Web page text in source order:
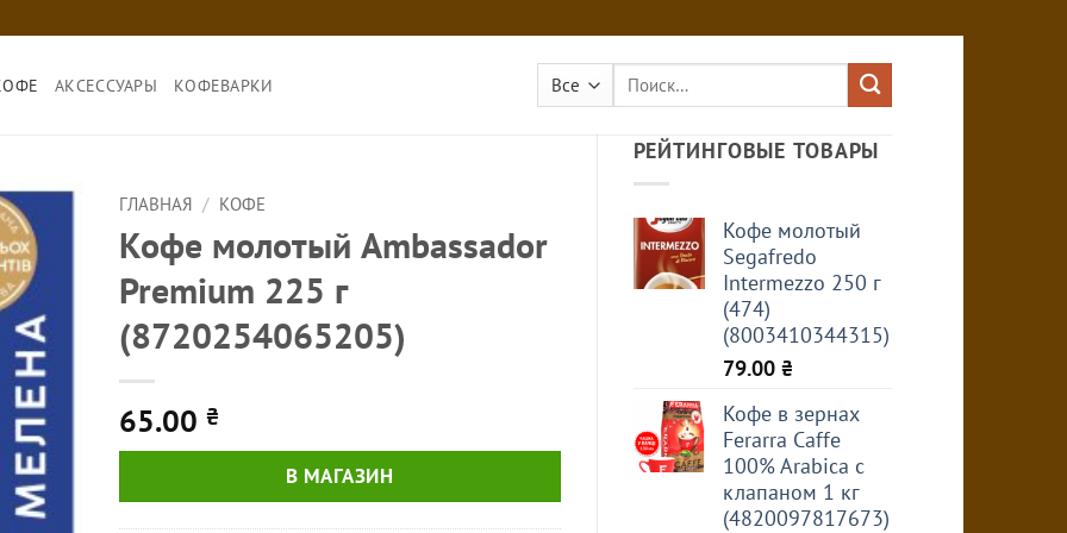
АКСЕССУАРЫ КОФЕВАРКИ
Искать:
РЕЙТИНГОВЫЕ ТОВАРЫ
Кофе молотый
Segafredo
Intermezzo 250 г
(474)
(8003410344315)
79.00 ₴
Кофе в зернах
Ferarra Caffe
100% Arabica с
клапаном 1 кг
(4820097817673)
ГЛАВНАЯ / КОФЕ
Кофе молотый Ambassador
Premium 225 г
(8720254065205)
65.00 ₴
В МАГАЗИН